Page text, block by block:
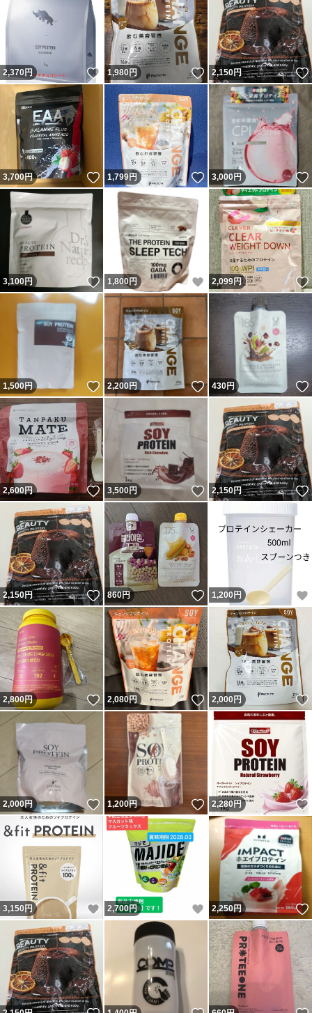
2,370円 いいね！
1,980円 いいね！
2,150円
3,700円 いいね！
1,799円 いいね！
3,000円
3,100円 いいね！
1,800円 いいね！
2,099円
1,500円 いいね！
2,200円 いいね！
430円
2,600円 いいね！
3,500円 いいね！
2,150円
2,150円 いいね！
860円 いいね！
1,200円
2,800円 いいね！
2,080円 いいね！
2,000円
2,000円 いいね！
1,200円 いいね！
2,280円
3,150 円 いいね！
2,700円 いいね！
2,250円